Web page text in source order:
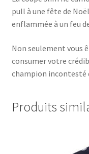
pull à une fête de
enflammée à un feu
Non seulement vous
consumer votre
champion incontesté
Produits